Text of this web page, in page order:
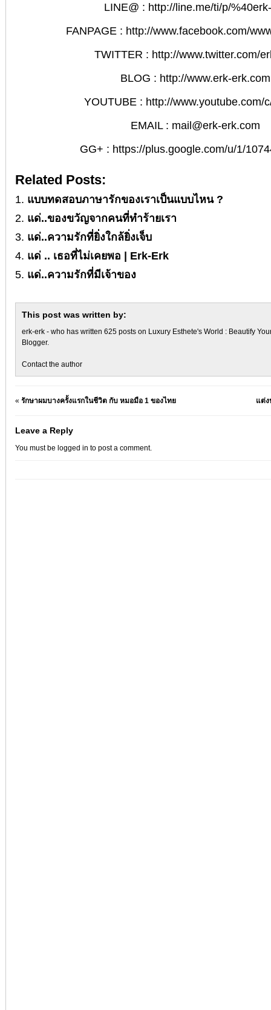
LINE@ : http://line.me/ti/p/
FANPAGE : http://www.facebook.com/
TWITTER : http://www.twitter.com/
BLOG : http://www.erk-erk.com
YOUTUBE : http://www.youtube.com/
EMAIL : mail@erk-erk.com
GG+ : https://plus.google.com/u/1/
Related Posts:
แบบทดสอบภาษารักของเราเป็นแบบไหน ?
แด่..ของขวัญจากคนที่ทำร้ายเรา
แด่..ความรักที่ยิ่งใกล้ยิ่งเจ็บ
แด่ .. เธอที่ไม่เคยพอ | Erk-Erk
แด่..ความรักที่มีเจ้าของ
This post was written by:
erk-erk - who has written 625 posts on Luxury Esthete's World : Beautify
Blogger.
Contact the author
« รักษาผมบางครั้งแรกในชีวิต กับ หมอมือ 1 ของไทย แต่ง
Leave a Reply
You must be logged in to post a comment.